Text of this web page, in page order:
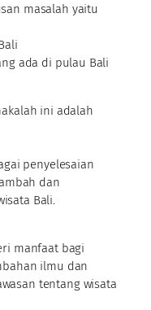
masalah yaitu
ada di pulau Bali
ini adalah
penyelesaian
dan
Bali.
manfaat bagi
ilmu dan
tentang wisata